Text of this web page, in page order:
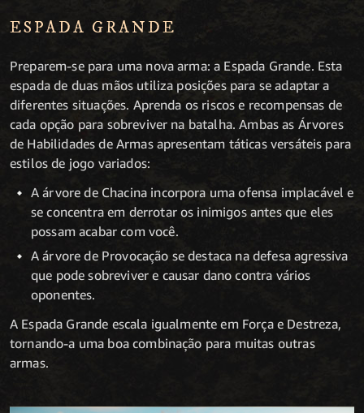
ESPADA GRANDE
Preparem-se para uma nova arma: a Espada Grande. Esta
espada de duas mãos utiliza posições para se adaptar a
diferentes situações. Aprenda os riscos e recompensas de
cada opção para sobreviver na batalha. Ambas as Árvores
de Habilidades de Armas apresentam táticas versáteis para
estilos de jogo variados:
A árvore de Chacina incorpora uma ofensa implacável e
se concentra em derrotar os inimigos antes que eles
possam acabar com você.
A árvore de Provocação se destaca na defesa agressiva
que pode sobreviver e causar dano contra vários
oponentes.
A Espada Grande escala igualmente em Força e Destreza,
tornando-a uma boa combinação para muitas outras
armas.